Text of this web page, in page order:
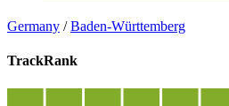
Germany /Baden-Württemberg
TrackRank